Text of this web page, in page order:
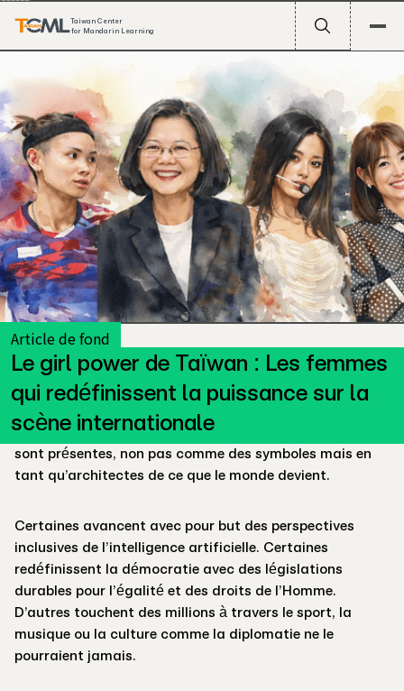
Taiwan Center
for Mandarin Learning
Article de fond
Le girl power de Taïwan : Les femmes
qui redéfinissent la puissance sur la
scène internationale
A travers les stades d’Europe, les laboratoires
technologiques de Californie, les arènes pop de Séoul et
les halls parlementaires, observées par Washington et
Bruxelles, les femmes taïwanaises（女性，nǚ xìng）
sont présentes, non pas comme des symboles mais en
tant qu’architectes de ce que le monde devient.
Certaines avancent avec pour but des perspectives
inclusives de l’intelligence artificielle. Certaines
redéfinissent la démocratie avec des législations
durables pour l’égalité et des droits de l’Homme.
D’autres touchent des millions à travers le sport, la
musique ou la culture comme la diplomatie ne le
pourraient jamais.